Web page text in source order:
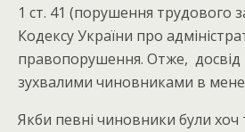
1 ст. 41 (порушення трудового
Кодексу України про
правопорушення. Отже, досвід
зухвалими чиновниками в мене
Якби певні чиновники були хоч